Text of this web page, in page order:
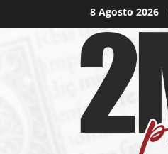
8 Agosto 2026